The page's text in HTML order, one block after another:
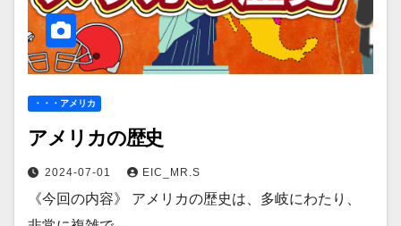
・・・アメリカ
アメリカの歴史
2024-07-01 EIC_MR.S
《今回の内容》 アメリカの歴史は、多岐にわたり、